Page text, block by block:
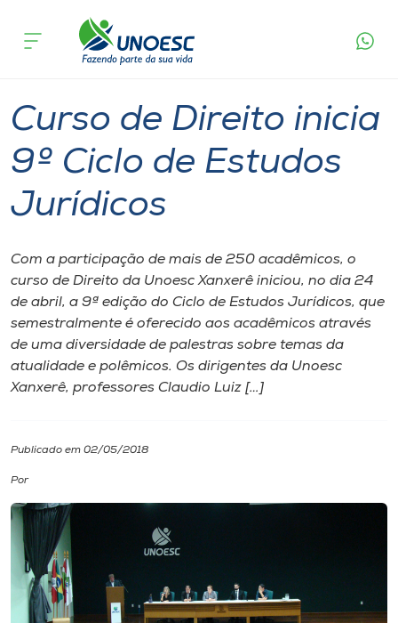
Cursos
Pesquisa
Atendimento ao Estudante
Portal de Ensino
A
Internacionalização
Cultura
CPA
acontece
Curso de Direito inicia
9º Ciclo de Estudos
Jurídicos
Com a participação de mais de 250 acadêmicos, o
curso de Direito da Unoesc Xanxerê iniciou, no dia 24
de abril, a 9ª edição do Ciclo de Estudos Jurídicos, que
semestralmente é oferecido aos acadêmicos através
de uma diversidade de palestras sobre temas da
atualidade e polêmicos. Os dirigentes da Unoesc
Xanxerê, professores Claudio Luiz […]
Publicado em 02/05/2018
Por